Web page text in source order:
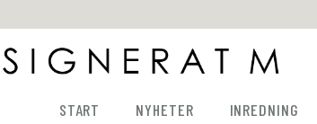
START NYHETER INREDNING